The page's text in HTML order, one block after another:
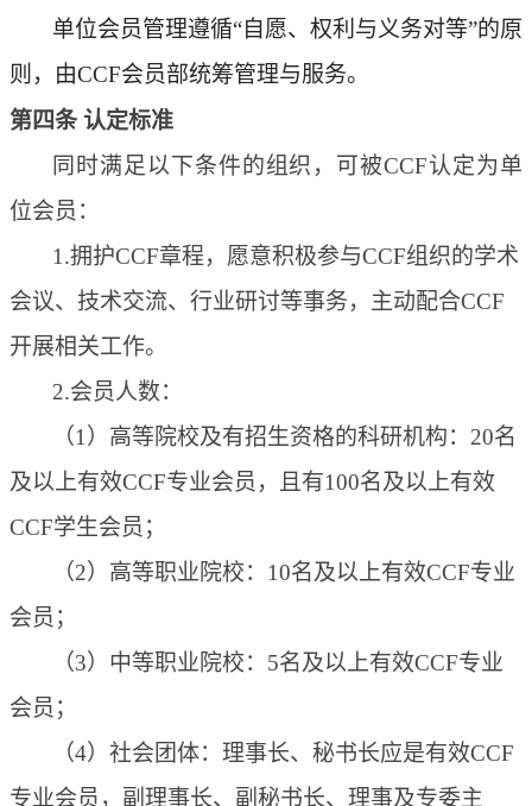
单位会员管理遵循“自愿、权利与义务对等”的原
则，由CCF会员部统筹管理与服务。
第四条 认定标准
同时满足以下条件的组织，可被CCF认定为单
位会员：
1.拥护CCF章程， 愿意积极参与CCF组织的学术
会议、技术交流、行业研讨等事务，主动配合CCF
开展相关工作。
2.会员人数：
（1）高等院校及有招生资格的科研机构： 20名
及以上有效CCF专业会员，且有100名及以上有效
CCF学生会员 ；
（2） 高等职业院校： 10名及以上有效CCF专业
会员 ；
（3） 中等职业院校： 5名及以上有效CCF专业
会员 ；
（4） 社会团体：理事长、秘书长应是有效CCF
专业会员，副理事长、副秘书长、理事及专委主